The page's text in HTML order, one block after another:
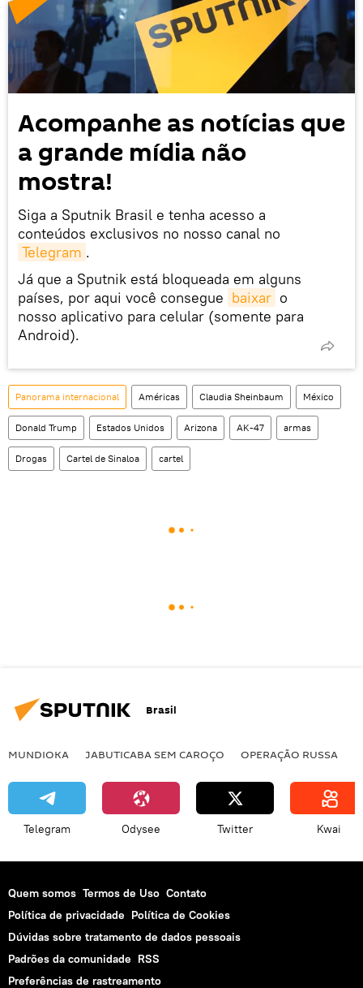
Acompanhe as notícias que
a grande mídia não
mostra!
Siga a Sputnik Brasil e tenha acesso a
conteúdos exclusivos no nosso canal no
Telegram .
Já que a Sputnik está bloqueada em alguns
países, por aqui você consegue baixar o
nosso aplicativo para celular (somente para
Android).
Panorama internacional Américas Claudia Sheinbaum México
Donald Trump Estados Unidos Arizona AK-47 armas
Drogas Cartel de Sinaloa cartel
Brasil
MUNDIOKA JABUTICABA SEM CAROÇO OPERAÇÃO RUSSA
Telegram Odysee Twitter Kwai
Quem somos Termos de Uso Contato
Política de privacidade Política de Cookies
Dúvidas sobre tratamento de dados pessoais
Padrões da comunidade RSS
Preferências de rastreamento